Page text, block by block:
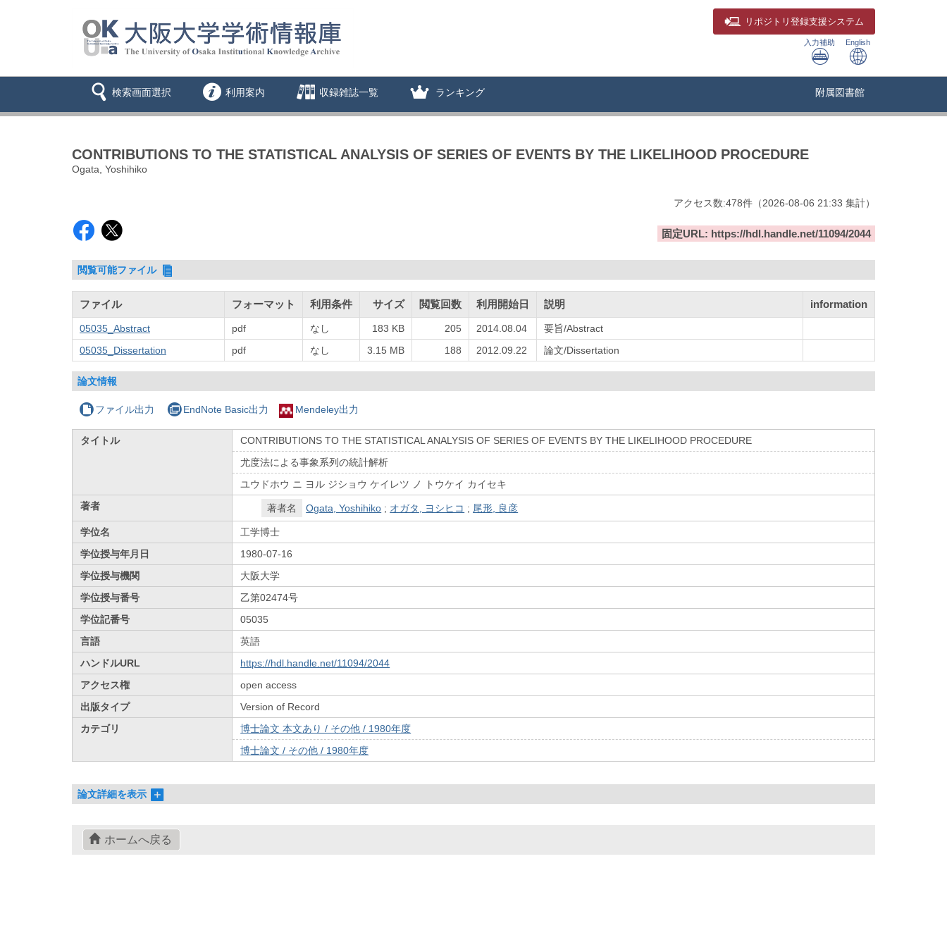
リポジトリ 登録支援システム
入力補助 English
検索画面選択 利用案内 収録雑誌一覧 ランキング 附属図書館
CONTRIBUTIONS TO THE STATISTICAL ANALYSIS OF SERIES OF EVENTS BY THE LIKELIHOOD PROCEDURE
Ogata, Yoshihiko
アクセス数:478件 （2026-08-06 21:33 集計）
固定URL: https://hdl.handle.net/11094/2044
閲覧可能ファイル
ファイル フォーマット 利用条件 サイズ 閲覧回数 利用開始日 説明 information
05035_Abstract pdf なし 183 KB 205 2014.08.04
要旨/Abstract
05035_Dissertation
pdf なし 3.15 MB 188 2012.09.22 論文/Dissertation
論文情報
ファイル出力 EndNote Basic出力 Mendeley出力
タイトル
CONTRIBUTIONS TO THE STATISTICAL ANALYSIS OF SERIES OF EVENTS BY THE LIKELIHOOD PROCEDURE
尤度法による事象系列の統計解析
ユウドホウ ニ ヨル ジショウ ケイレツ ノ トウケイ カイセキ
著者
著者名 Ogata, Yoshihiko ; オガタ, ヨシヒコ ; 尾形, 良彦
学位名
工学博士
学位授与年月日
1980-07-16
学位授与機関
大阪大学
学位授与番号
乙第02474号
学位記番号
05035
言語
英語
ハンドルURL
https://hdl.handle.net/11094/2044
アクセス権
open access
出版タイプ
Version of Record
カテゴリ
博士論文 本文あり / その他 / 1980年度
博士論文 / その他 / 1980年度
論文詳細を表示
ホームへ戻る